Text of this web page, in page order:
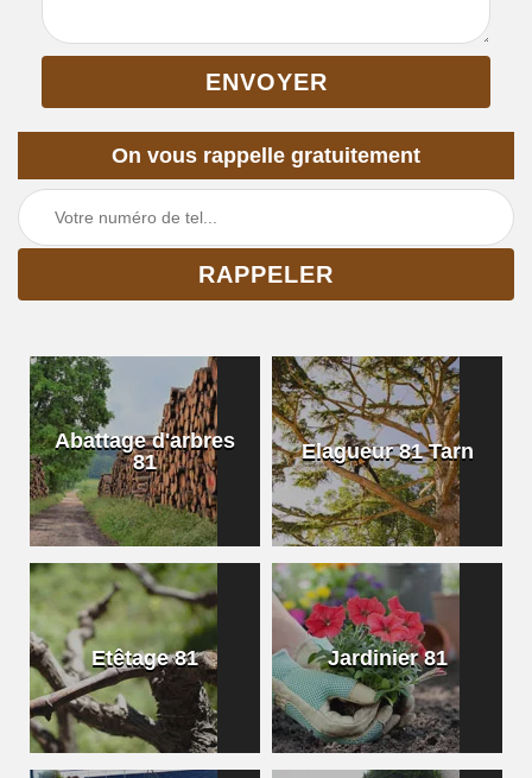
On vous rappelle gratuitement
Abattage d'arbres
81
Elagueur 81 Tarn
Etêtage 81 Jardinier 81